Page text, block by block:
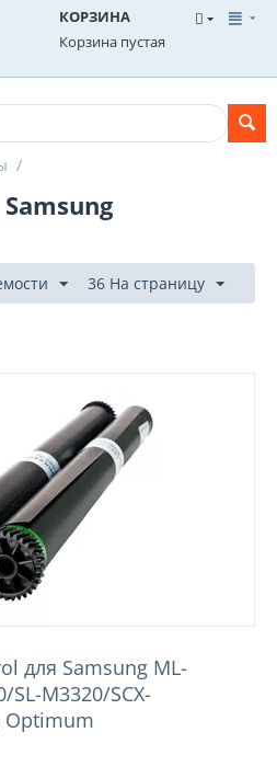
КОРЗИНА
Корзина пустая
/
36 На страницу
для Samsung ML-
M3320/SCX-
Optimum